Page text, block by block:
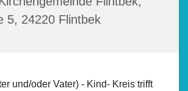
5, 24220 Flintbek
und/oder Vater) - Kind- Kreis trifft